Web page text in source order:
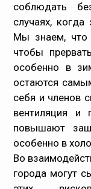
соблюдать
случаях,
Мы знаем, что
чтобы
особенно в
остаются
себя и членов
вентиляция и
повышают
особенно в
Во
города могут